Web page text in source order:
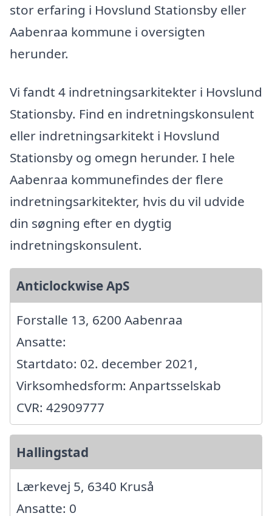
stor erfaring i Hovslund Stationsby eller
Aabenraa kommune i oversigten
herunder.
Vi fandt 4 indretningsarkitekter i Hovslund
Stationsby. Find en indretningskonsulent
eller indretningsarkitekt i Hovslund
Stationsby og omegn herunder. I hele
Aabenraa kommunefindes der flere
indretningsarkitekter, hvis du vil udvide
din søgning efter en dygtig
indretningskonsulent.
Anticlockwise ApS
Forstalle 13, 6200 Aabenraa
Ansatte:
Startdato: 02. december 2021,
Virksomhedsform: Anpartsselskab
CVR: 42909777
Hallingstad
Lærkevej 5, 6340 Kruså
Ansatte: 0